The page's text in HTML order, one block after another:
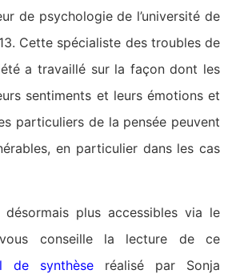
de psychologie de l’université de
Cette spécialiste des troubles de
a travaillé sur la façon dont les
sentiments et leurs émotions et
particuliers de la pensée peuvent
en particulier dans les cas
désormais plus accessibles via le
conseille la lecture de ce
de synthèse réalisé par Sonja